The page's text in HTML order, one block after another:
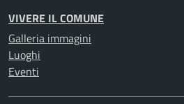
VIVERE IL COMUNE
Galleria immagini
Luoghi
Eventi